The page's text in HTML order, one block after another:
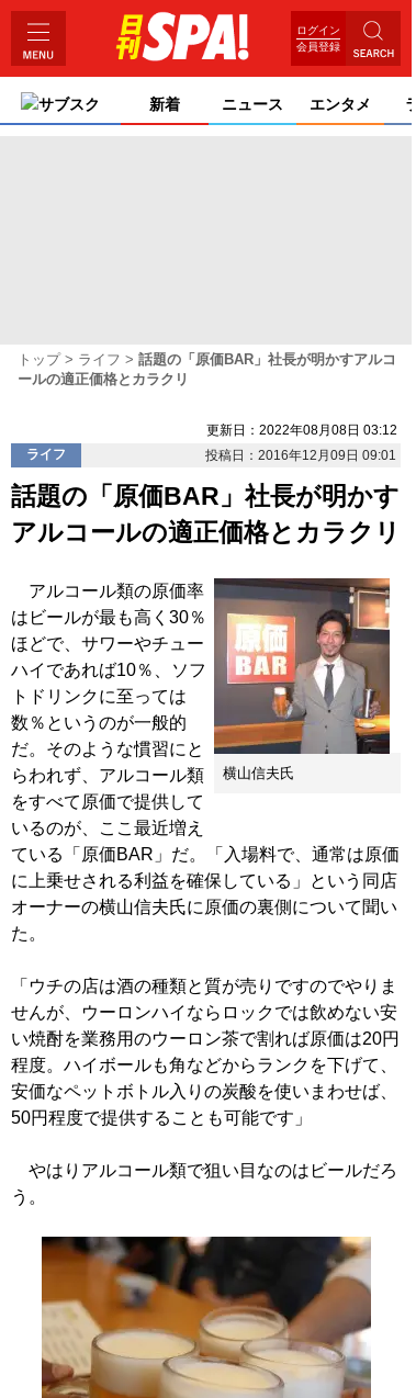
ログイン
会員登録
サブスク 新着 ニュース エンタメ
トップ ライフ
話題の「原価BAR」社長が明かすアルコ
ールの適正価格とカラクリ
更新日：2022年08月08日 03:12
ライフ
投稿日：2016年12月09日 09:01
話題の「原価BAR」社長が明かす
アルコールの適正価格とカラクリ
横山信夫氏
アルコール類の原価率
はビールが最も高く30％
ほどで、サワーやチュー
ハイであれば10％、ソフ
トドリンクに至っては
数％というのが一般的
だ。そのような慣習にと
らわれず、アルコール類
をすべて原価で提供して
いるのが、ここ最近増え
ている「原価BAR」だ。「入場料で、通常は原価
に上乗せされる利益を確保している」という同店
オーナーの横山信夫氏に原価の裏側について聞い
た。
「ウチの店は酒の種類と質が売りですのでやりま
せんが、ウーロンハイならロックでは飲めない安
い焼酎を業務用のウーロン茶で割れば原価は20円
程度。ハイボールも角などからランクを下げて、
安価なペットボトル入りの炭酸を使いまわせば、
50円程度で提供することも可能です」
やはりアルコール類で狙い目なのはビールだろ
う。